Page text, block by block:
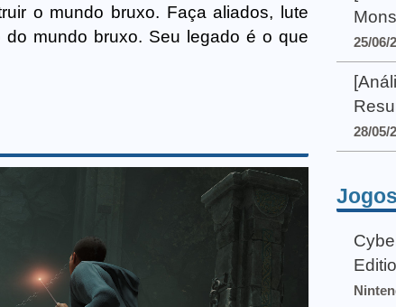
o mundo bruxo. Faça aliados, lute
mundo bruxo. Seu legado é o que
25/06/
28/05/